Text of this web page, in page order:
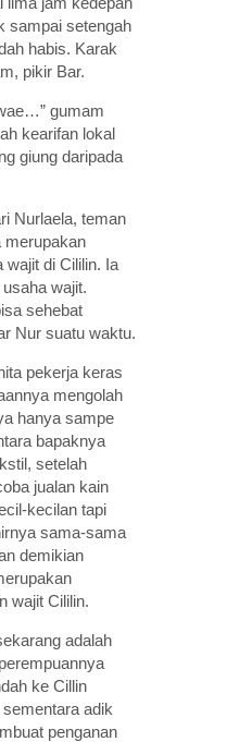
sampai setengah
habis. Karak
pikir Bar.
gumam
kearifan lokal
giung daripada
Nurlaela, teman
merupakan
wajit di Cililin. Ia
wajit.
sehebat
Nur suatu waktu.
pekerja keras
mengolah
hanya sampe
bapaknya
setelah
jualan kain
kecilan tapi
sama-sama
demikian
wajit Cililin.
adalah
ke Cillin
adik
penganan